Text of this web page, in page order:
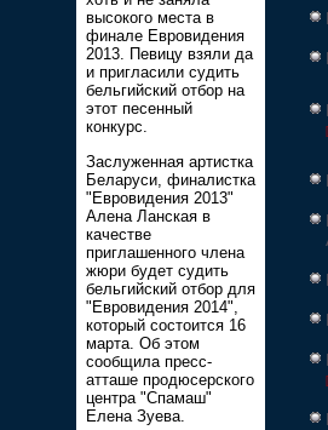
высокого места в
финале Евровидения
2013. Певицу взяли да
и пригласили судить
бельгийский отбор на
этот песенный
конкурс.
Заслуженная артистка
Беларуси, финалистка
"Евровидения 2013"
Алена Ланская в
качестве
приглашенного члена
жюри будет судить
бельгийский отбор для
"Евровидения 2014",
который состоится 16
марта. Об этом
сообщила пресс-
атташе продюсерского
центра "Спамаш"
Елена Зуева.